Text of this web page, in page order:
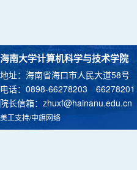
海南大学计算机科学与技术学院
地址：海南省海口市人民大道58号
电话：0898-66278203 66278201
院长信箱： zhuxf@hainanu.edu.cn
美工支持/中旗网络